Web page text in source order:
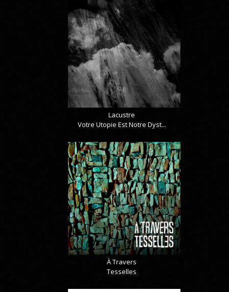
Lacustre
Votre Utopie Est Notre Dyst...
À Travers
Tesselles